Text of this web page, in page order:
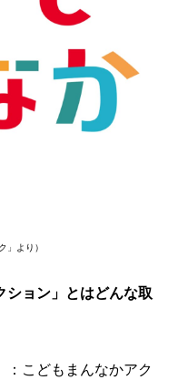
」より）
ョン」とはどんな取
こどもまんなかアク